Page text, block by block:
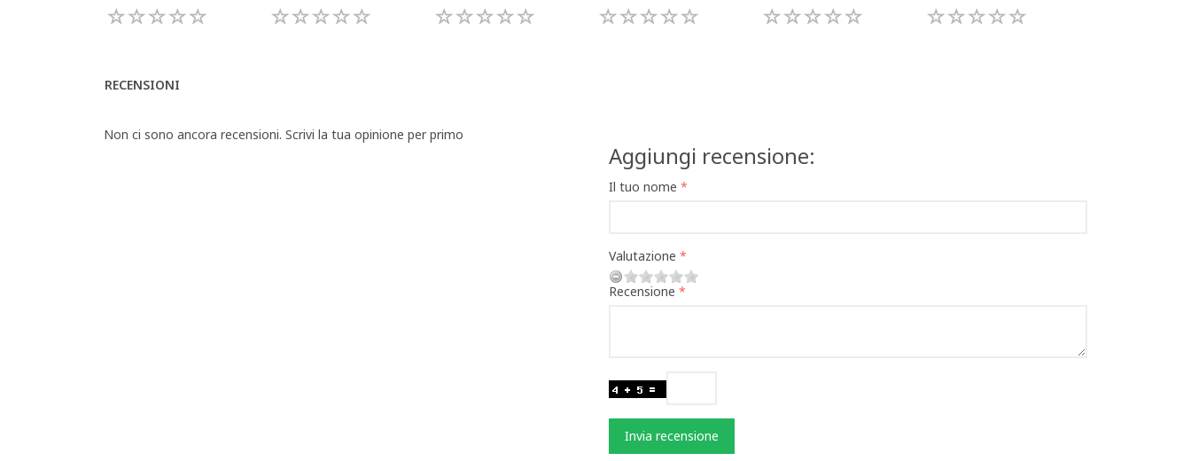
RECENSIONI
Non ci sono ancora recensioni. Scrivi la tua opinione per primo
Aggiungi recensione:
Il tuo nome
Valutazione
Recensione
Invia recensione